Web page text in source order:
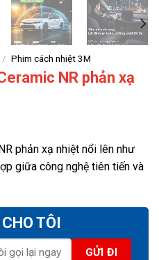
/ Phim cách nhiệt 3M
NR phản xạ
phản xạ nhiệt nổi lên như
giữa công nghệ tiên tiến và
TÔI